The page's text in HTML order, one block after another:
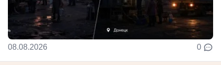
08.08.2026 0